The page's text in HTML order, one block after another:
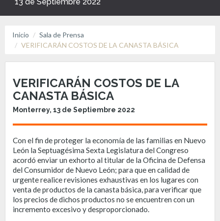
13 de Septiembre 2022
Inicio
Sala de Prensa
VERIFICARÁN COSTOS DE LA CANASTA BÁSICA
VERIFICARÁN COSTOS DE LA
CANASTA BÁSICA
Monterrey, 13 de Septiembre 2022
Con el fin de proteger la economía de las familias en Nuevo
León la Septuagésima Sexta Legislatura del Congreso
acordó enviar un exhorto al titular de la Oficina de Defensa
del Consumidor de Nuevo León; para que en calidad de
urgente realice revisiones exhaustivas en los lugares con
venta de productos de la canasta básica, para verificar que
los precios de dichos productos no se encuentren con un
incremento excesivo y desproporcionado.